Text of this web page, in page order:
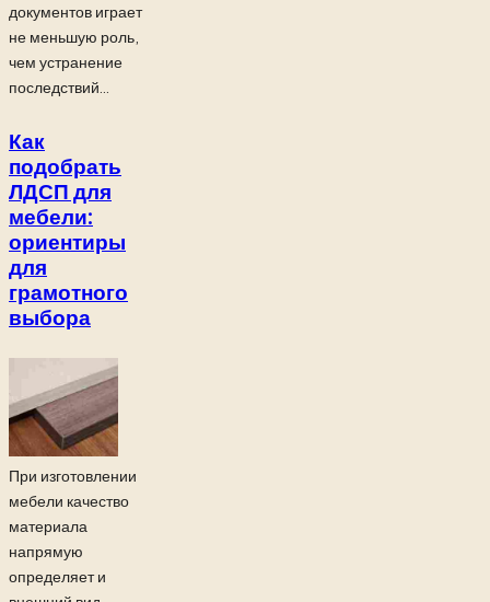
документов играет
не меньшую роль,
чем устранение
последствий...
Как
подобрать
ЛДСП для
мебели:
ориентиры
для
грамотного
выбора
При изготовлении
мебели качество
материала
напрямую
определяет и